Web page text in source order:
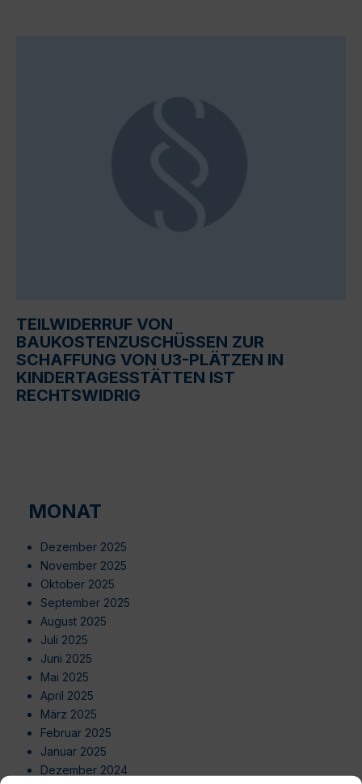
TEILWIDERRUF VON
BAUKOSTENZUSCHÜSSEN ZUR
SCHAFFUNG VON U3-PLÄTZEN IN
KINDERTAGESSTÄTTEN IST
RECHTSWIDRIG
MONAT
Dezember 2025
November 2025
Oktober 2025
September 2025
August 2025
Juli 2025
Juni 2025
Mai 2025
April 2025
März 2025
Februar 2025
Januar 2025
Dezember 2024